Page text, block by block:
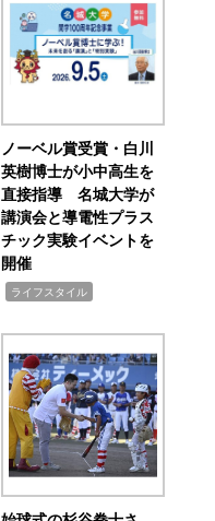
ノーベル賞受賞・白川
英樹博士が小中高生を
直接指導 名城大学が
講演会と導電性プラス
チック実験イベントを
開催
ライフスタイル